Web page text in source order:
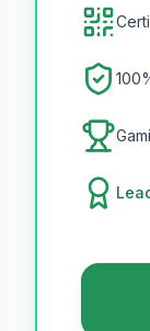
100